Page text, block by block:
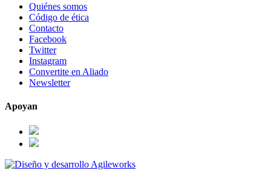
Quiénes somos
Código de ética
Contacto
Facebook
Twitter
Instagram
Convertite en Aliado
Newsletter
Apoyan